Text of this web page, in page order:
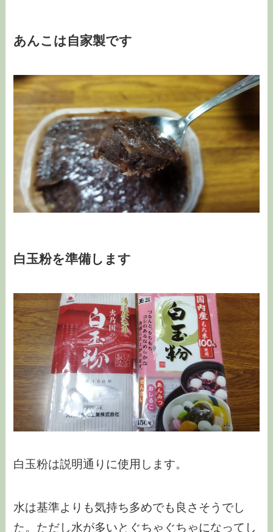
あんこは自家製です
白玉粉を準備します
白玉粉は説明通りに使用します。
水は基準よりも気持ち多めでも良さそうでし
た。ただし水が多いとぐちゃぐちゃになってし